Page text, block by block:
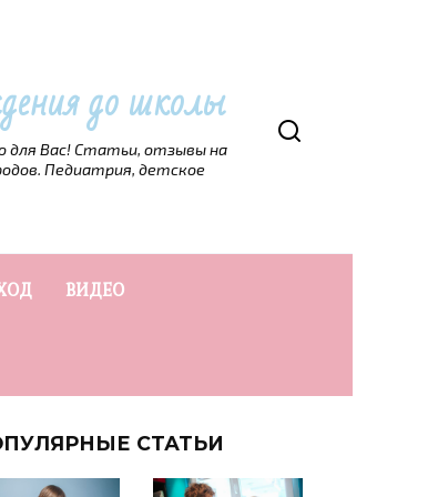
до школы
для Вас! Статьи, отзывы на
Педиатрия, детское
ВИДЕО
СТАТЬИ